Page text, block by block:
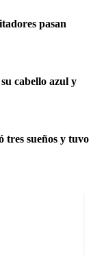
pasan
cabello azul y
tres sueños y tuvo